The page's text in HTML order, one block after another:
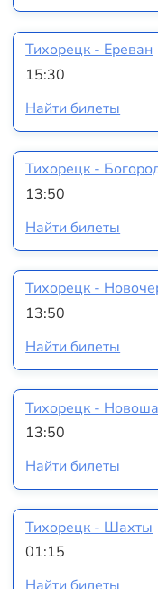
Тихорецк - Ереван
15:30
Найти билеты
Тихорецк -
13:50
Найти билеты
Тихорецк -
13:50
Найти билеты
Тихорецк -
13:50
Найти билеты
Тихорецк - Шахты
01:15